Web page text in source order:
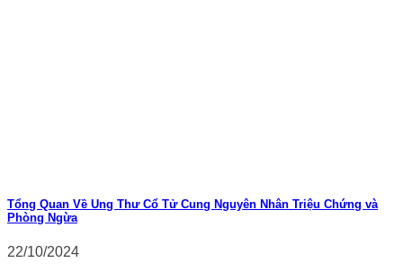
Tổng Quan Về Ung Thư Cổ Tử Cung Nguyên Nhân Triệu Chứng và
Phòng Ngừa
22/10/2024